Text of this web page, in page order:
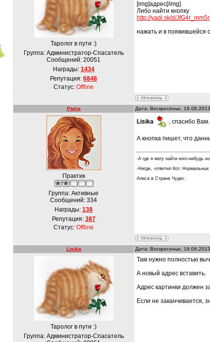
Таролог в пути :)
Группа: Администратор-Спасатель
Сообщений: 20051
Награды: 1434
Репутация: 6848
Статус: Offline
[img]адрес[/img]
Либо найти кнопку
http://yadi.sk/d/
нажать и в появившейся
Ptaha Дата: Воскресенье,
Практик
Группа: Активные
Сообщений: 334
Награды: 138
Репутация: 387
Статус: Offline
Lisika , спасибо
А кнопка пишет, что
-А где я могу найти кого-нибудь
-Нигде, -ответил Кот.
Алиса в Стране Чудес.
Lisika Дата: Воскресенье,
Таролог в пути :)
Группа: Администратор-Спасатель
Там нужно полностью
А новый адрес вставить.
Адрес картинки должен
Если не заканчивается,